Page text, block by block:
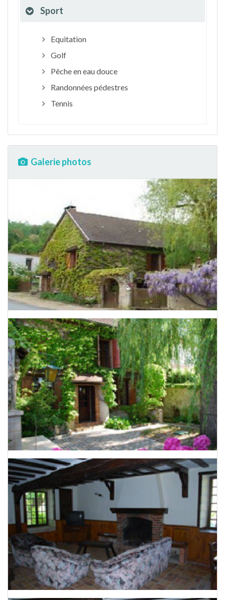
Sport
Equitation
Golf
Pêche en eau douce
Randonnées pédestres
Tennis
Galerie photos